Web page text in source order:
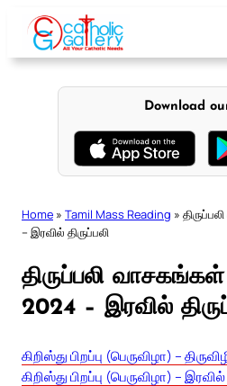
content
Download
Home » Tamil Mass Reading »
– இரவில் திருப்பலி
திருப்பலி வாசகங்கள்
2024 – இரவில்
கிறிஸ்து பிறப்பு (பெருவிழா) –
கிறிஸ்து பிறப்பு (பெருவிழா) – இரவில்